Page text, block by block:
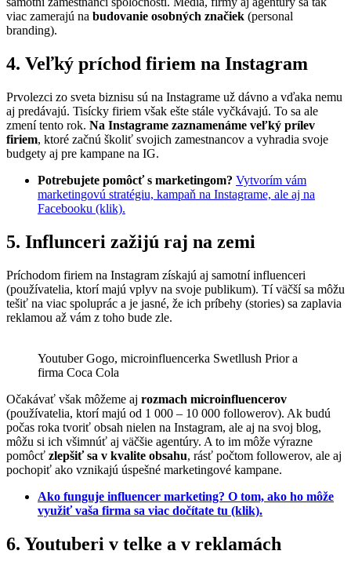
viac zamerajú na budovanie osobných značiek (personal
branding).
4. Veľký príchod firiem na Instagram
Prvolezci zo sveta biznisu sú na Instagrame už dávno a vďaka nemu
aj predávajú. Tisícky firiem však ešte stále vyčkávajú. To sa ale
zmení tento rok. Na Instagrame zaznamenáme veľký prílev
firiem, ktoré začnú školiť svojich zamestnancov a vyhradia svoje
budgety aj pre kampane na IG.
Potrebujete pomôcť s marketingom? Vytvorím vám
marketingovú stratégiu, kampaň na Instagrame, ale aj na
Facebooku (klik).
5. Influnceri zažijú raj na zemi
Príchodom firiem na Instagram získajú aj samotní influenceri
(používatelia, ktorí majú vplyv na svoje publikum). Tí väčší sa môžu
tešiť na viac spoluprác a je jasné, že ich príbehy (stories) sa zaplavia
reklamou až vám z toho bude zle.
Youtuber Gogo, microinfluencerka Swetllush Prior a
firma Coca Cola
Očakávať však môžeme aj rozmach microinfluencerov
(používatelia, ktorí majú od 1 000 – 10 000 followerov). Ak budú
počas roka tvoriť obsah nielen na Instagram, ale aj na svoj blog,
môžu si ich všimnúť aj väčšie agentúry. A to im môže výrazne
pomôcť zlepšiť sa v kvalite obsahu, rásť počtom followerov, ale aj
pochopiť ako vznikajú úspešné marketingové kampane.
Ako funguje influencer marketing? O tom, ako ho môže
využiť vaša firma sa viac dočítate tu (klik).
6. Youtuberi v telke a v reklamách